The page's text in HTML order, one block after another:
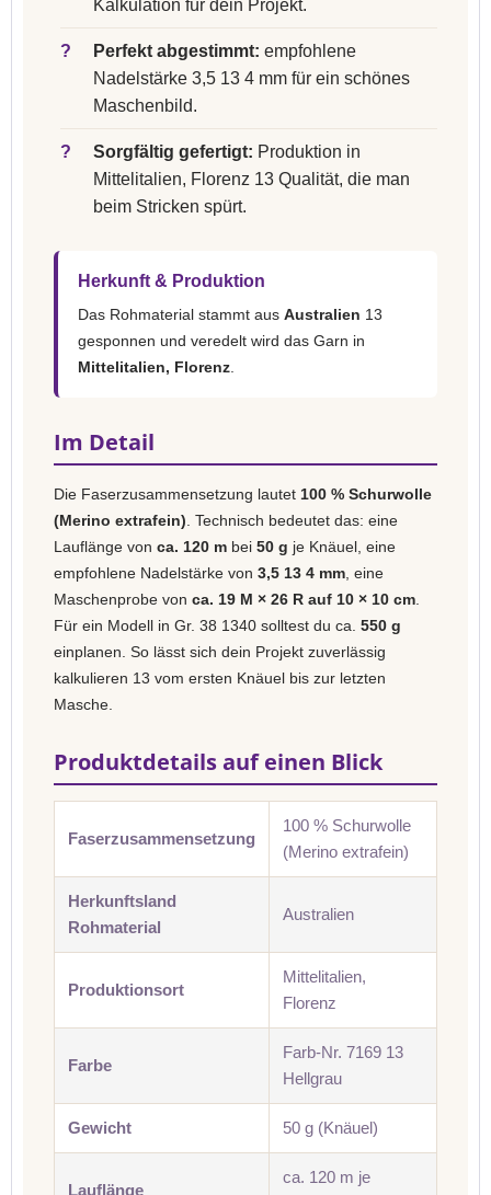
Kalkulation für dein Projekt.
? Perfekt abgestimmt: empfohlene
Nadelstärke 3,5 13 4 mm für ein schönes
Maschenbild.
? Sorgfältig gefertigt: Produktion in
Mittelitalien, Florenz 13 Qualität, die man
beim Stricken spürt.
Herkunft & Produktion
Das Rohmaterial stammt aus Australien 13
gesponnen und veredelt wird das Garn in
Mittelitalien, Florenz
Im Detail
Die Faserzusammensetzung lautet 100 % Schurwolle
(Merino extrafein) . Technisch bedeutet das: eine
Lauflänge von ca. 120 m bei 50 g je Knäuel, eine
empfohlene Nadelstärke von 3,5 13 4 mm , eine
Maschenprobe von ca. 19 M × 26 R auf 10 × 10 cm
Für ein Modell in Gr. 38 1340 solltest du ca. 550 g
einplanen. So lässt sich dein Projekt zuverlässig
kalkulieren 13 vom ersten Knäuel bis zur letzten
Masche.
Produktdetails auf einen Blick
Faserzusammensetzung
100 % Schurwolle
(Merino extrafein)
Herkunftsland
Rohmaterial
Australien
Produktionsort
Mittelitalien,
Florenz
Farbe
Farb-Nr. 7169 13
Hellgrau
Gewicht 50 g (Knäuel)
Lauflänge
ca. 120 m je